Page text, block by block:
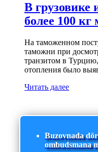
В грузовике
более 100
На таможенном
таможни при
транзитом в
отопления было
Читать далее
Buzovnada
ombudsmana